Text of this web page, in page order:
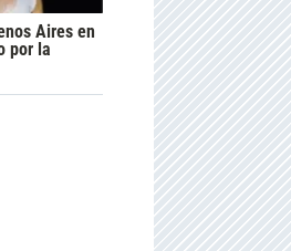
Aires en
por la